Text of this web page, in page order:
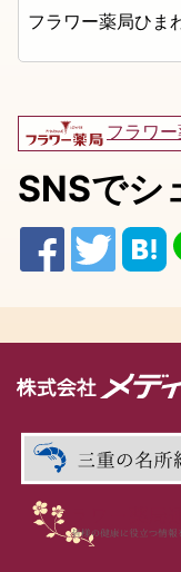
フラワー薬局ひま
フラワ
SNSでシ